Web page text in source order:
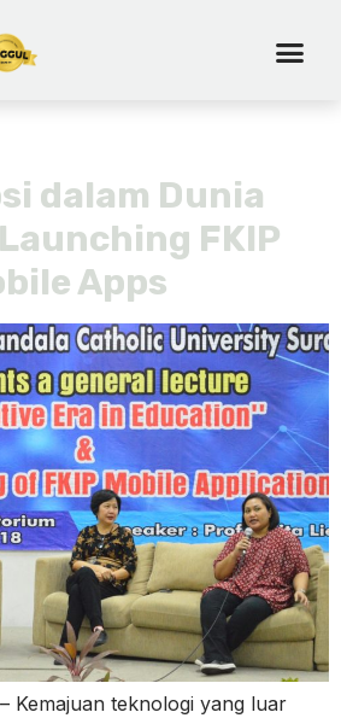
dalam Dunia
FKIP
Apps
Kemajuan teknologi yang luar